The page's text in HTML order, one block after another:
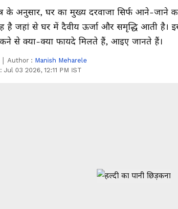
के अनुसार, घर का मुख्य दरवाजा सिर्फ आने-जाने
है जहां से घर में दैवीय ऊर्जा और समृद्धि आती है।
से क्या-क्या फायदे मिलते हैं, आइए जानते हैं।
Author : Manish Meharele
Jul 03 2026, 12:11 PM IST